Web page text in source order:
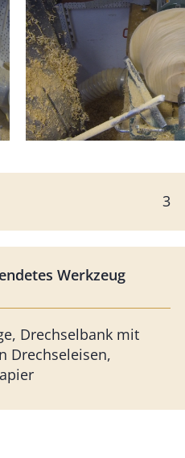
3
Werkzeug
Drechselbank mit
Drechseleisen,